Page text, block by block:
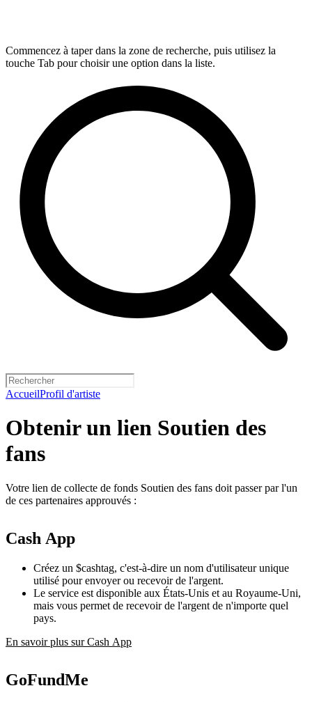
Commencez à taper dans la zone de recherche, puis utilisez la
touche Tab pour choisir une option dans la liste.
AccueilProfil d'artiste
Obtenir un lien Soutien des
fans
Votre lien de collecte de fonds Soutien des fans doit passer par l'un
de ces partenaires approuvés :
Cash App
Créez un $cashtag, c'est-à-dire un nom d'utilisateur unique
utilisé pour envoyer ou recevoir de l'argent.
Le service est disponible aux États-Unis et au Royaume-Uni,
mais vous permet de recevoir de l'argent de n'importe quel
pays.
En savoir plus sur Cash App
GoFundMe